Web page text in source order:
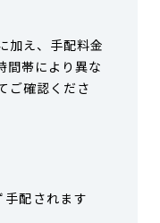
加え、手配料金
間帯により異な
ご確認くださ
配されます